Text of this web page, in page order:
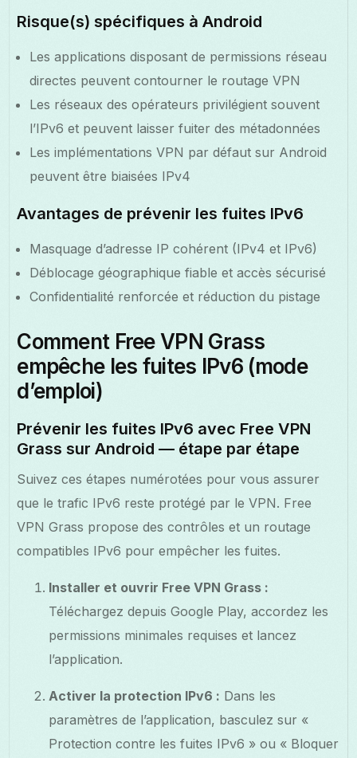
Risque(s) spécifiques à Android
Les applications disposant de permissions réseau
directes peuvent contourner le routage VPN
Les réseaux des opérateurs privilégient souvent
l’IPv6 et peuvent laisser fuiter des métadonnées
Les implémentations VPN par défaut sur Android
peuvent être biaisées IPv4
Avantages de prévenir les fuites IPv6
Masquage d’adresse IP cohérent (IPv4 et IPv6)
Déblocage géographique fiable et accès sécurisé
Confidentialité renforcée et réduction du pistage
Comment Free VPN Grass
empêche les fuites IPv6 (mode
d’emploi)
Prévenir les fuites IPv6 avec Free VPN
Grass sur Android — étape par étape
Suivez ces étapes numérotées pour vous assurer
que le trafic IPv6 reste protégé par le VPN. Free
VPN Grass propose des contrôles et un routage
compatibles IPv6 pour empêcher les fuites.
Installer et ouvrir Free VPN Grass :
Téléchargez depuis Google Play, accordez les
permissions minimales requises et lancez
l’application.
Activer la protection IPv6 : Dans les
paramètres de l’application, basculez sur «
Protection contre les fuites IPv6 » ou « Bloquer